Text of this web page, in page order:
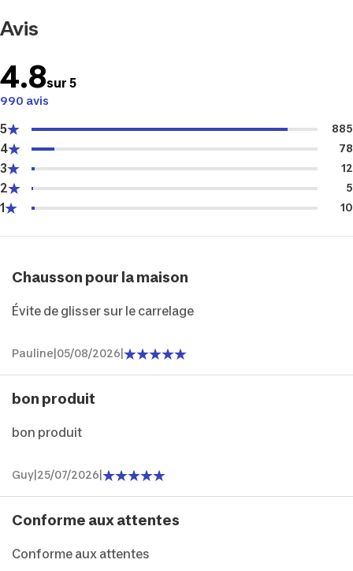
Avis
4.8sur 5
990 avis
5 885
4 78
3 12
2 5
1 10
Chausson pour la maison
Évite de glisser sur le carrelage
Pauline 05/08/2026
bon produit
bon produit
Guy 25/07/2026
Conforme aux attentes
Conforme aux attentes